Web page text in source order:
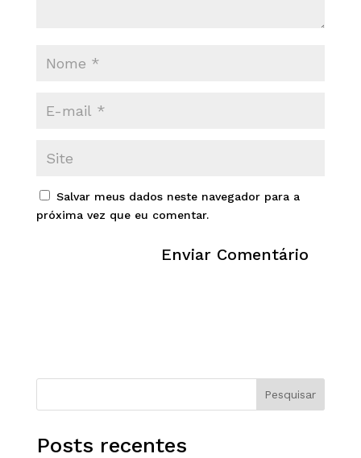
Salvar meus dados neste navegador para a
próxima vez que eu comentar.
Pesquisar
Posts recentes